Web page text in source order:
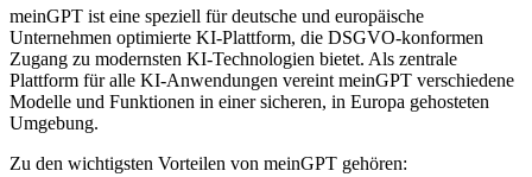
meinGPT ist eine speziell für deutsche und europäische
Unternehmen optimierte KI-Plattform, die DSGVO-konformen
Zugang zu modernsten KI-Technologien bietet. Als zentrale
Plattform für alle KI-Anwendungen vereint meinGPT verschiedene
Modelle und Funktionen in einer sicheren, in Europa gehosteten
Umgebung.
Zu den wichtigsten Vorteilen von meinGPT gehören: